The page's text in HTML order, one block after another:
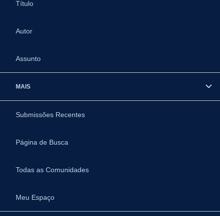
Título
Autor
Assunto
MAIS
Submissões Recentes
Página de Busca
Todas as Comunidades
Meu Espaço